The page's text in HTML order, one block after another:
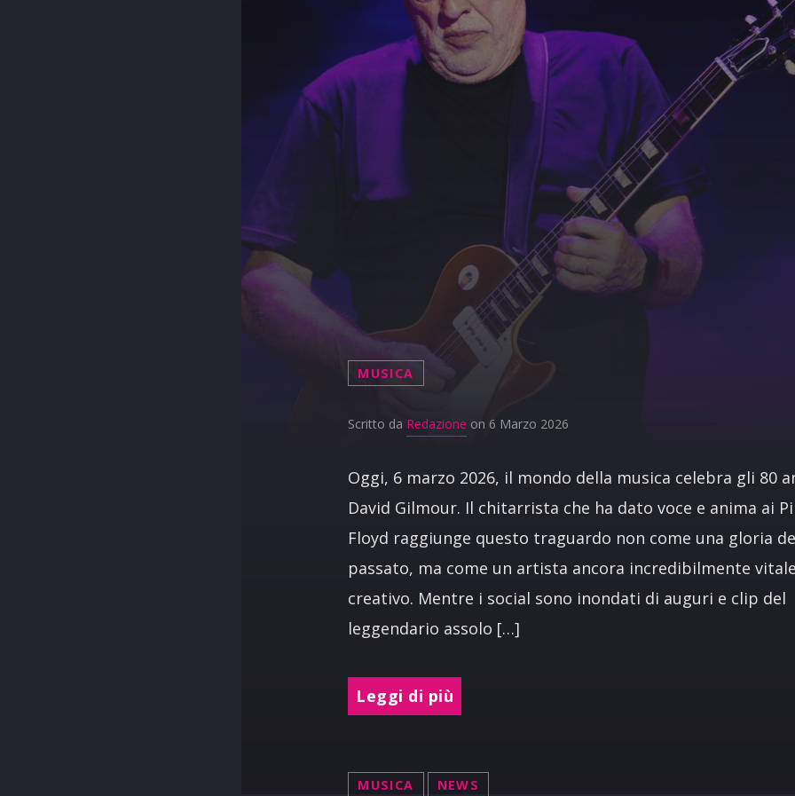
MUSICA
Scritto da Redazione on 6 Marzo 2026
Oggi, 6 marzo 2026, il mondo della musica celebra gli 80
David Gilmour. Il chitarrista che ha dato voce e anima ai
Floyd raggiunge questo traguardo non come una gloria
passato, ma come un artista ancora incredibilmente
creativo. Mentre i social sono inondati di auguri e clip del
leggendario assolo […]
Leggi di più
MUSICA NEWS